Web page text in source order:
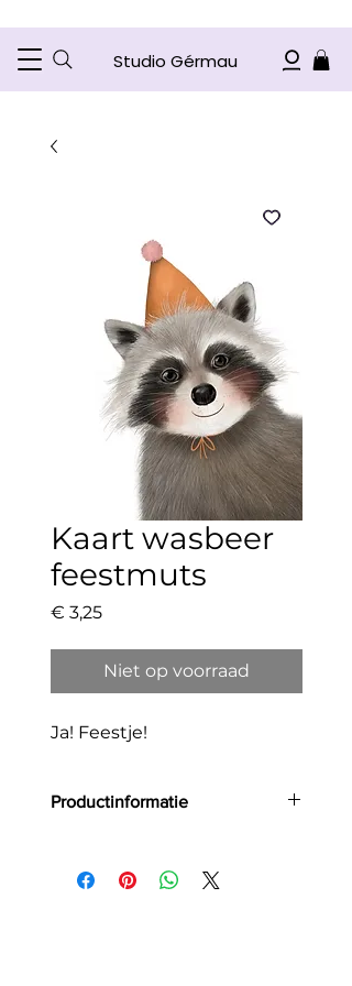
Studio Gérmau
Kaart wasbeer
feestmuts
€ 3,25Prijs
Niet op voorraad
Ja! Feestje!
Productinformatie
Materiaal: